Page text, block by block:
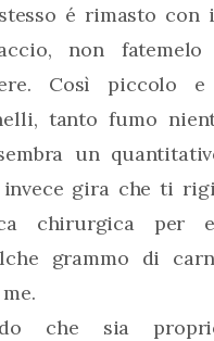
é rimasto con
non fatemelo
Così piccolo
tanto fumo
un
gira che ti
chirurgica per
grammo di
che sia